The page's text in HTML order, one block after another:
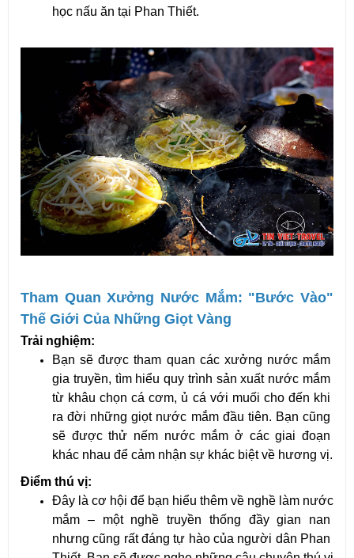
học nấu ăn tại Phan Thiết.
Tham Quan Xưởng Nước Mắm: "Bước Vào"
Thế Giới Của Những Giọt Vàng
Trải nghiệm:
Bạn sẽ được tham quan các xưởng nước mắm
gia truyền, tìm hiểu quy trình sản xuất nước mắm
từ khâu chọn cá cơm, ủ cá với muối cho đến khi
ra đời những giọt nước mắm đầu tiên. Bạn cũng
sẽ được thử nếm nước mắm ở các giai đoạn
khác nhau để cảm nhận sự khác biệt về hương vị.
Điểm thú vị:
Đây là cơ hội để bạn hiểu thêm về nghề làm nước
mắm – một nghề truyền thống đầy gian nan
nhưng cũng rất đáng tự hào của người dân Phan